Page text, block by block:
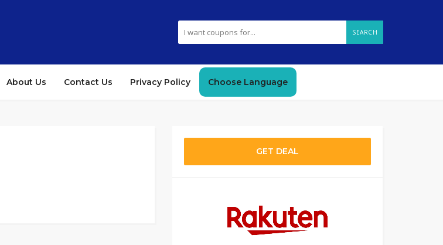
SEARCH
About Us Contact Us Privacy Policy Choose Language
GET DEAL